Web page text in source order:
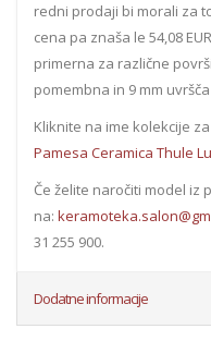
redni prodaji bi morali za
cena pa znaša le 54,08
primerna za različne
pomembna in 9 mm
Kliknite na ime kolekcije
Pamesa Ceramica Thule
Če želite naročiti model iz
na:
31 255 900.
Dodatne informacije